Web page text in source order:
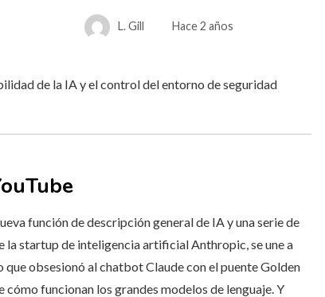
L. Gill Hace 2 años
función de descripción general de IA y una serie de
startup de inteligencia artificial Anthropic, se une a
obsesionó al chatbot Claude con el puente Golden
funcionan los grandes modelos de lenguaje. Y